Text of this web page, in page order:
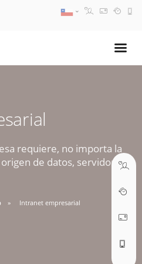
requiere, no importa la
de datos, servidores,
Intranet empresarial
PM
ABRIR TICKET